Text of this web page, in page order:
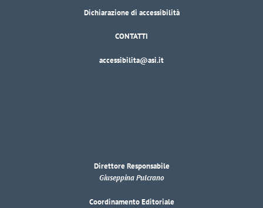
Dichiarazione di accessibilità
CONTATTI
accessibilita@asi.it
Direttore Responsabile
Giuseppina Pulcrano
Coordinamento Editoriale